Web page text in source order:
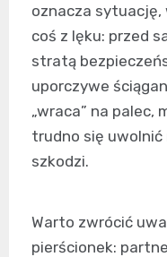
oznacza
coś z lęku: przed
stratą
uporczywe
„wraca” na palec,
trudno się uwolnić
szkodzi.
Warto zwrócić
pierścionek: